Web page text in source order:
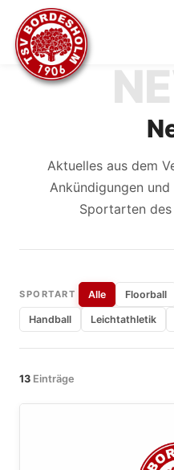
Inhalt
springen
Aktuelles aus dem
Ankündigungen
Sportarten des
SPORTART Alle Floorball
Handball Leichtathletik
13 Einträge